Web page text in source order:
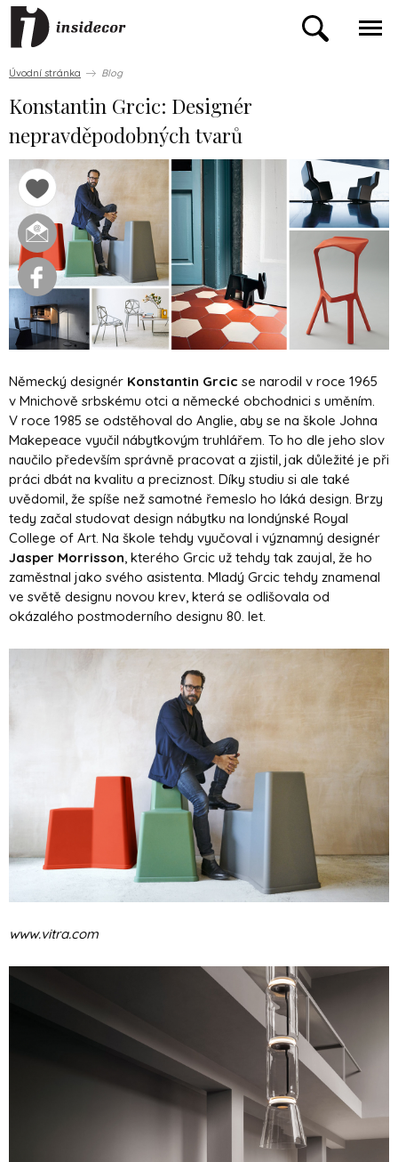
Úvodní stránka Blog
Konstantin Grcic: Designér
nepravděpodobných tvarů
Německý designér Konstantin Grcic se narodil v roce 1965
v Mnichově srbskému otci a německé obchodnici s uměním.
V roce 1985 se odstěhoval do Anglie, aby se na škole Johna
Makepeace vyučil nábytkovým truhlářem. To ho dle jeho slov
naučilo především správně pracovat a zjistil, jak důležité je při
práci dbát na kvalitu a preciznost. Díky studiu si ale také
uvědomil, že spíše než samotné řemeslo ho láká design. Brzy
tedy začal studovat design nábytku na londýnské Royal
College of Art. Na škole tehdy vyučoval i významný designér
Jasper Morrisson, kterého Grcic už tehdy tak zaujal, že ho
zaměstnal jako svého asistenta. Mladý Grcic tehdy znamenal
ve světě designu novou krev, která se odlišovala od
okázalého postmoderního designu 80. let.
www.vitra.com